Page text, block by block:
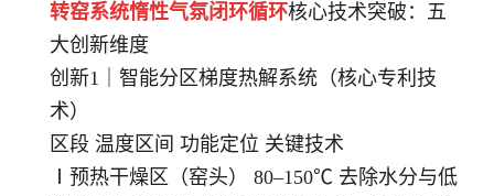
转窑系统惰性气氛闭环循环核心技术突破：五
大创新维度
创新1｜智能分区梯度热解系统（核心专利技
术）
区段 温度区间 功能定位 关键技术
Ⅰ预热干燥区（窑头） 80–150℃ 去除水分与低